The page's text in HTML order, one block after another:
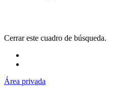
Cerrar este cuadro de búsqueda.
Área privada